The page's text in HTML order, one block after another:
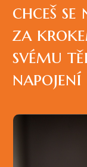
chceš
za
svému
napojení